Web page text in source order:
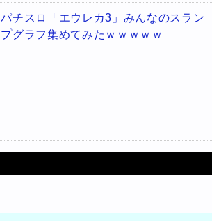
パチスロ「エウレカ3」みんなのスラン
プグラフ集めてみたｗｗｗｗｗ